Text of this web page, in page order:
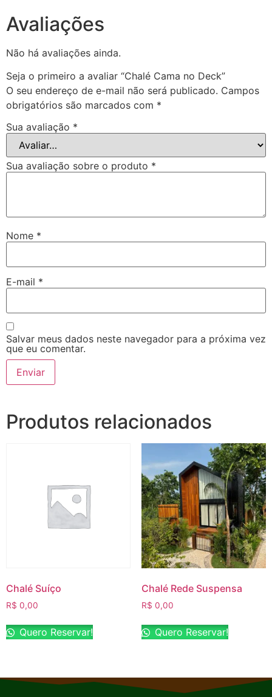
Avaliações
Não há avaliações ainda.
Seja o primeiro a avaliar “Chalé Cama no Deck”
O seu endereço de e-mail não será publicado. Campos
obrigatórios são marcados com *
Sua avaliação *
Sua avaliação sobre o produto *
Nome *
E-mail *
Salvar meus dados neste navegador para a próxima vez
que eu comentar.
Produtos relacionados
Chalé Suíço
R$ 0,00
Quero Reservar!
Chalé Rede Suspensa
R$ 0,00
Quero Reservar!